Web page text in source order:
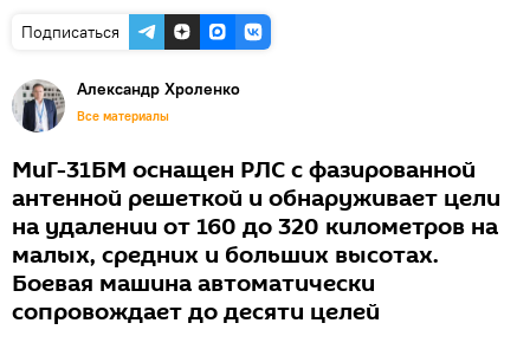
Подписаться
Александр Хроленко
Все материалы
МиГ-31БМ оснащен РЛС с фазированной
антенной решеткой и обнаруживает цели
на удалении от 160 до 320 километров на
малых, средних и больших высотах.
Боевая машина автоматически
сопровождает до десяти целей